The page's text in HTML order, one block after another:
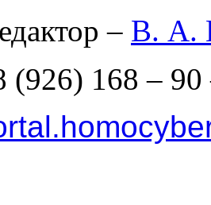
– В. А.
(926) 168 – 90